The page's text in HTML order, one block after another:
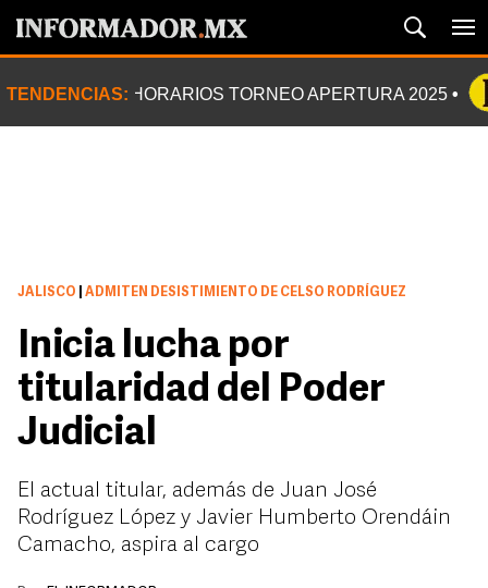
TENDENCIAS: HORARIOS TORNEO APERTURA 2025
JALISCO ADMITEN DESISTIMIENTO DE CELSO RODRÍGUEZ
Inicia lucha por
titularidad del Poder
Judicial
El actual titular, además de Juan José
Rodríguez López y Javier Humberto Orendáin
Camacho, aspira al cargo